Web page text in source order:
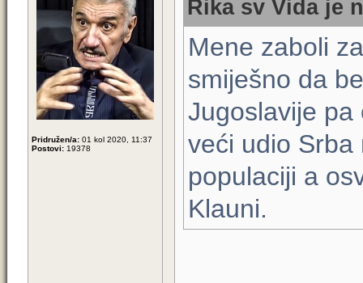
Pridružen/a: 01 kol 2020, 11:37
Postovi: 19378
Rika sv Vida je
Mene zaboli
smiješno da
Jugoslavije pa
veći udio Srba
populaciji a
Klauni.